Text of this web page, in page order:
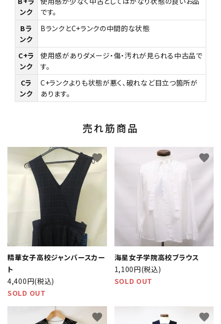
ンク
です。
Bラ
ンク
BランクとC+ランクの中間的な状態
C+ラ
ンク
使用感がありダメージ・傷・汚れが見られる中古品で
す。
Cラ
ンク
C+ランクよりも状態が悪く、破れなど目立つ箇所が
あります。
売れ筋商品
精華女子高校ジャンバースカー
ト
4,400円(税込)
SOLD OUT
favorite
海星女子学院高校ブラウス
1,100円(税込)
SOLD OUT
favorite
favorite favorite